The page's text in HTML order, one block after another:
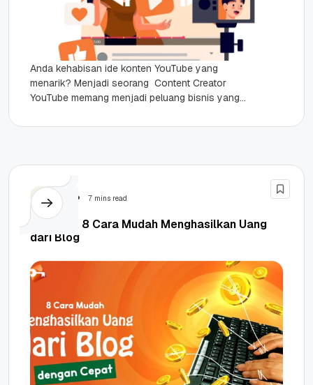
Anda kehabisan ide konten YouTube yang
menarik? Menjadi seorang Content Creator
YouTube memang menjadi peluang bisnis yang
belakangan. Jadi tidak...
Tutorial 7 mins read
Terbukti, 8 Cara Mudah Menghasilkan Uang
dari Blog